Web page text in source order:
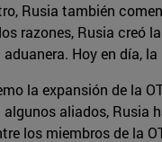
Rusia también
razones, Rusia
Hoy en día,
la expansión de la
aliados, Rusia
los miembros de la